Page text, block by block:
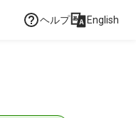
ヘルプ English